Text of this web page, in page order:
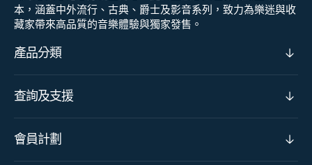
本，涵蓋中外流行、古典、爵士及影音系列，致力為樂迷與收
藏家帶來高品質的音樂體驗與獨家發售。
產品分類
查詢及支援
會員計劃